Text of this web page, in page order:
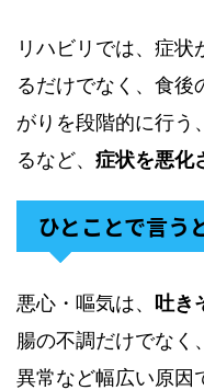
リハビリでは、症
るだけでなく、食後
がりを段階的に行う
るなど、 症状を悪化
ひとことで言う
悪心・嘔気は、 吐き
腸の不調だけでなく
異常など幅広い原因